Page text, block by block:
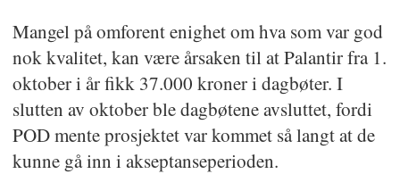
Mangel på omforent enighet om hva som var god
nok kvalitet, kan være årsaken til at Palantir fra 1.
oktober i år fikk 37.000 kroner i dagbøter. I
slutten av oktober ble dagbøtene avsluttet, fordi
POD mente prosjektet var kommet så langt at de
kunne gå inn i akseptanseperioden.